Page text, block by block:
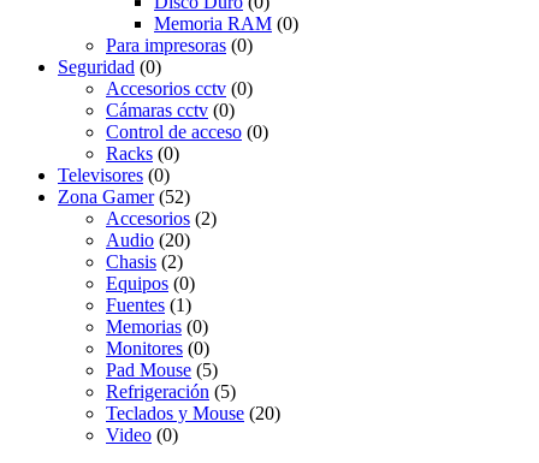
Memoria RAM (0)
Para impresoras (0)
Seguridad (0)
Accesorios cctv (0)
Cámaras cctv (0)
Control de acceso (0)
Racks (0)
Televisores (0)
Zona Gamer (52)
Accesorios (2)
Audio (20)
Chasis (2)
Equipos (0)
Fuentes (1)
Memorias (0)
Monitores (0)
Pad Mouse (5)
Refrigeración (5)
Teclados y Mouse (20)
Video (0)